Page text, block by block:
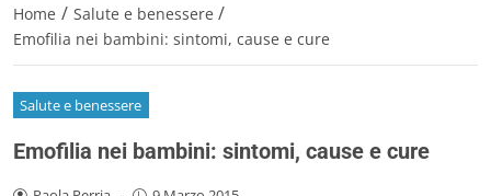
Home / Salute e benessere /
Emofilia nei bambini: sintomi, cause e cure
Salute e benessere
Emofilia nei bambini: sintomi, cause e cure